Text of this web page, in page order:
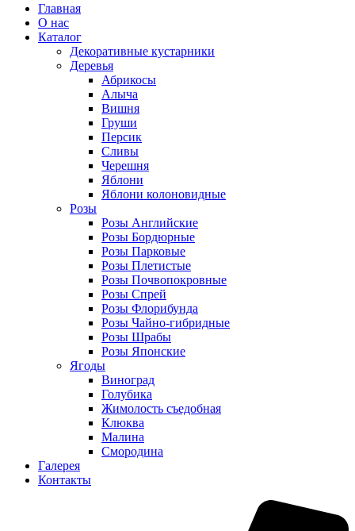
Главная
О нас
Каталог
Декоративные кустарники
Деревья
Абрикосы
Алыча
Вишня
Груши
Персик
Сливы
Черешня
Яблони
Яблони колоновидные
Розы
Розы Английские
Розы Бордюрные
Розы Парковые
Розы Плетистые
Розы Почвопокровные
Розы Спрей
Розы Флорибунда
Розы Чайно-гибридные
Розы Шрабы
Розы Японские
Ягоды
Виноград
Голубика
Жимолость съедобная
Клюква
Малина
Смородина
Галерея
Контакты